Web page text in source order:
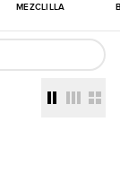
MEZCLILLA